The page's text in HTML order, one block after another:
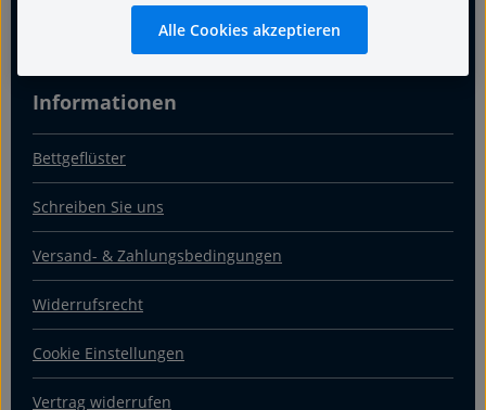
Kontakt & Anfahrt
Informationen
Bettgeflüster
Schreiben Sie uns
Versand- & Zahlungsbedingungen
Widerrufsrecht
Cookie Einstellungen
Vertrag widerrufen
Alle Cookies akzeptieren